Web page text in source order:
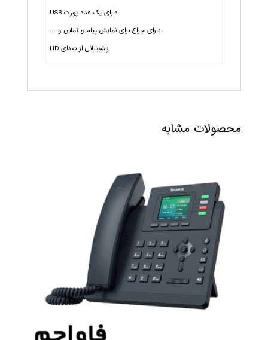
دارای یک عدد پورت USB
دارای چراغ برای نمایش پیام و تماس و …
پشتیبانی از صدای HD
محصولات مشابه